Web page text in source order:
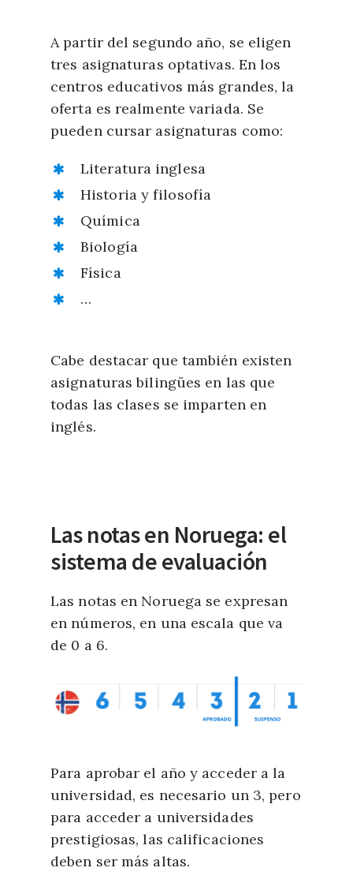
A partir del segundo año, se eligen
tres asignaturas optativas. En los
centros educativos más grandes, la
oferta es realmente variada. Se
pueden cursar asignaturas como:
Literatura inglesa
Historia y filosofía
Química
Biología
Física
…
Cabe destacar que también existen
asignaturas bilingües en las que
todas las clases se imparten en
inglés.
Las notas en Noruega: el
sistema de evaluación
Las notas en Noruega se expresan
en números, en una escala que va
de 0 a 6.
Para aprobar el año y acceder a la
universidad, es necesario un 3, pero
para acceder a universidades
prestigiosas, las calificaciones
deben ser más altas.